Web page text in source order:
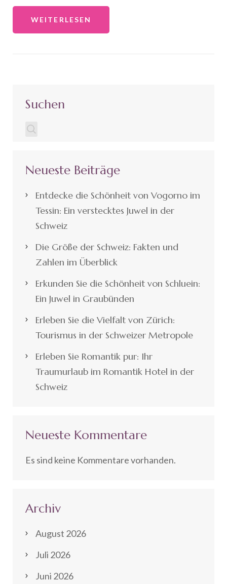
WEITERLESEN
Suchen
Neueste Beiträge
Entdecke die Schönheit von Vogorno im
Tessin: Ein verstecktes Juwel in der
Schweiz
Die Größe der Schweiz: Fakten und
Zahlen im Überblick
Erkunden Sie die Schönheit von Schluein:
Ein Juwel in Graubünden
Erleben Sie die Vielfalt von Zürich:
Tourismus in der Schweizer Metropole
Erleben Sie Romantik pur: Ihr
Traumurlaub im Romantik Hotel in der
Schweiz
Neueste Kommentare
Es sind keine Kommentare vorhanden.
Archiv
August 2026
Juli 2026
Juni 2026